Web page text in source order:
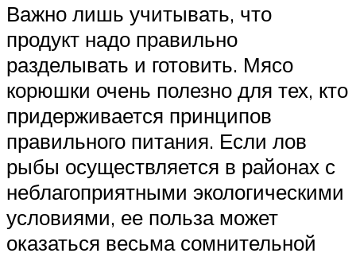
Важно лишь учитывать, что
продукт надо правильно
разделывать и готовить. Мясо
корюшки очень полезно для тех, кто
придерживается принципов
правильного питания. Если лов
рыбы осуществляется в районах с
неблагоприятными экологическими
условиями, ее польза может
оказаться весьма сомнительной